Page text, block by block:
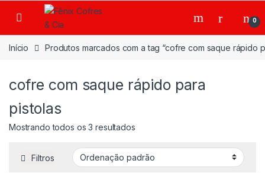
Ir para a navegação
Ir para o conteúdo
0
Início Produtos marcados com a tag “cofre com saque rápido
cofre com saque rápido para
pistolas
Mostrando todos os 3 resultados
Filtros